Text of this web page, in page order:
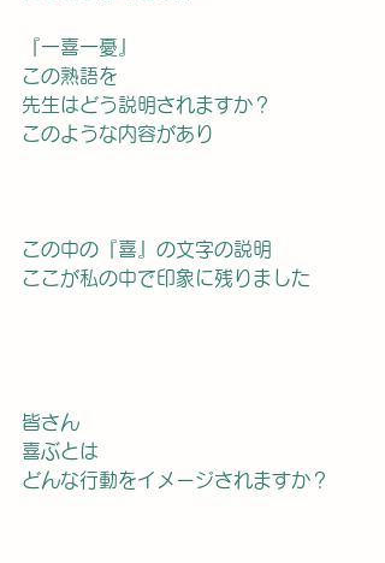
『一喜一憂』
この熟語を
先生はどう説明されますか？
このような内容があり
この中の『喜』の文字の説明
ここが私の中で印象に残りました
皆さん
喜ぶとは
どんな行動をイメージされますか？